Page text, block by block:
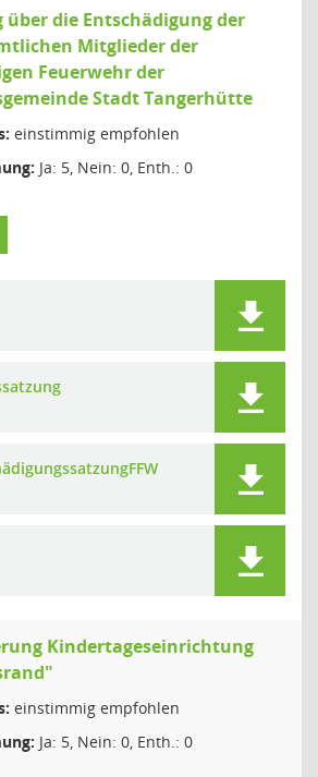
über die Entschädigung der
Mitglieder der
Feuerwehr der
Stadt Tangerhütte
einstimmig empfohlen
Ja: 5, Nein: 0, Enth.: 0
Kindertageseinrichtung
einstimmig empfohlen
Ja: 5, Nein: 0, Enth.: 0